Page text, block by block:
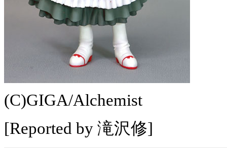
(C)GIGA/Alchemist
[Reported by 滝沢修]